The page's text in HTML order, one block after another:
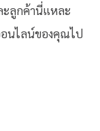
ะลูกค้านี่แหละ
นไลน์ของคุณไป